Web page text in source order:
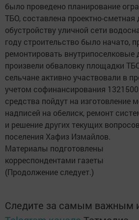
было проведено планирование
ТБО, составлена проектно-сметная
обустройству уличной сети
году строительство было начато,
ремонтировать внутрипоселковые
произвели обваловку площадки
сельчане активно участвовали в
учетом софинансирования
средства пойдут на изготовление
надписей на обелиск, ремонт
и решение других текущих
поселения Хафиз Измайлов.
Материалы подготовлены
корреспондентами газеты
(Продолжение следует.)
Следите за самым важным